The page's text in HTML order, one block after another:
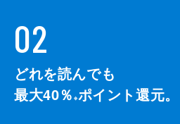
02
どれを読んでも
最大40％ ※ポイント還元。